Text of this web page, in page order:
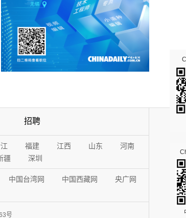
招聘
福建 江西 山东
河南
疆 深圳
中国台湾网 中国西藏网
央广网
号